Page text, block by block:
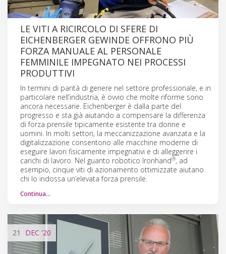
LE VITI A RICIRCOLO DI SFERE DI
EICHENBERGER GEWINDE OFFRONO PIÙ
FORZA MANUALE AL PERSONALE
FEMMINILE IMPEGNATO NEI PROCESSI
PRODUTTIVI
In termini di parità di genere nel settore professionale, e in
particolare nell’industria, è ovvio che molte riforme sono
ancora necessarie. Eichenberger è dalla parte del
progresso e sta già aiutando a compensare la differenza
di forza prensile tipicamente esistente tra donne e
uomini. In molti settori, la meccanizzazione avanzata e la
digitalizzazione consentono alle macchine moderne di
eseguire lavori fisicamente impegnativi e di alleggerire i
carichi di lavoro. Nel guanto robotico Ironhand®, ad
esempio, cinque viti di azionamento ottimizzate aiutano
chi lo indossa un’elevata forza prensile.
Continua…
21 DEC '20